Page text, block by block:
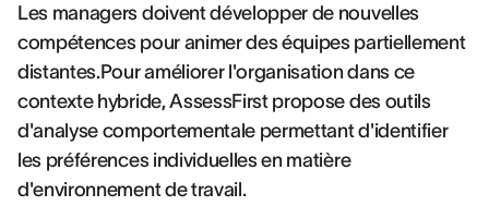
Les managers doivent développer de nouvelles
compétences pour animer des équipes partiellement
distantes.Pour améliorer l'organisation dans ce
contexte hybride, AssessFirst propose des outils
d'analyse comportementale permettant d'identifier
les préférences individuelles en matière
d'environnement de travail.